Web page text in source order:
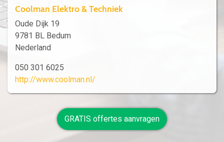
Coolman Elektro & Techniek
Oude Dijk 19
9781 BL Bedum
Nederland
050 301 6025
http://www.coolman.nl/
GRATIS offertes aanvragen